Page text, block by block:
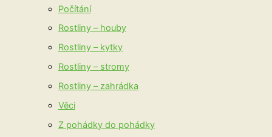
Počítání
Rostliny – houby
Rostliny – kytky
Rostliny – stromy
Rostliny – zahrádka
Věci
Z pohádky do pohádky